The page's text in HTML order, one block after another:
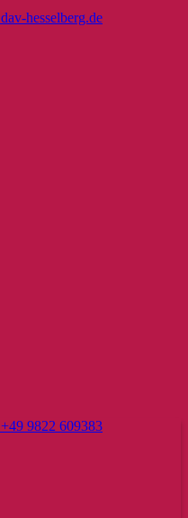
hesselberg.de
+49 9822 609383